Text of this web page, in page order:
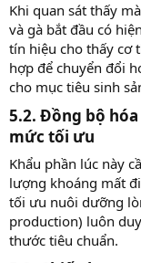
Khi quan sát thấy
và gà bắt đầu có
tín hiệu cho thấy cơ
hợp để chuyển đổi
cho mục tiêu sinh
5.2. Đồng bộ
mức tối ưu​
Khẩu phần lúc này
lượng khoáng mất
tối ưu nuôi dưỡng
production) luôn
thước tiêu chuẩn.